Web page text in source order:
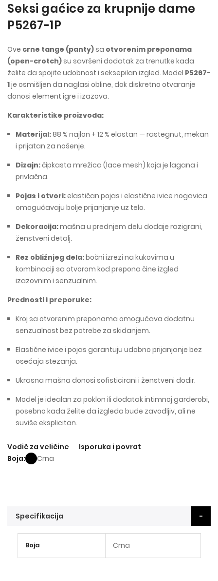
Seksi gaćice za krupnije dame
P5267-1P
Ove crne tange (panty)sa otvorenim preponama
(open-crotch)su savršeni dodatak za trenutke kada
želite da spojite udobnost i seksepilan izgled. Model P5267-
1je osmišljen da naglasi obline, dok diskretno otvaranje
donosi element igre i izazova.
Karakteristike proizvoda:
Materijal:88 % najlon + 12 % elastan — rastegnut, mekan
i prijatan za nošenje.
Dizajn:čipkasta mrežica (lace mesh) koja je lagana i
privlačna.
Pojas i otvori:elastičan pojas i elastične ivice nogavica
omogućavaju bolje prijanjanje uz telo.
Dekoracija:mašna u prednjem delu dodaje razigrani,
ženstveni detalj.
Rez obližnjeg dela:bočni izrezi na kukovima u
kombinaciji sa otvorom kod prepona čine izgled
izazovnim i senzualnim.
Prednosti i preporuke:
Kroj sa otvorenim preponama omogućava dodatnu
senzualnost bez potrebe za skidanjem.
Elastične ivice i pojas garantuju udobno prijanjanje bez
osećaja stezanja.
Ukrasna mašna donosi sofisticirani i ženstveni dodir.
Model je idealan za poklon ili dodatak intimnoj garderobi,
posebno kada želite da izgleda bude zavodljiv, ali ne
suviše eksplicitan.
Vodič za veličine
Isporuka i povrat
Boja
Crna
Specifikacija
informacija
Boja Crna